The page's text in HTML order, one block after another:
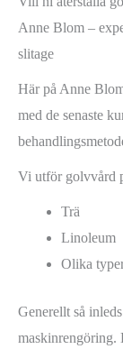
Anne Blom –
slitage
Här på Anne
med de senaste
Vi utför golvvård
Trä
Linoleum
Olika
Generellt så
maskinrengöring.